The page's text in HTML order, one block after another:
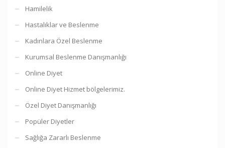
Hamilelik
Hastalıklar ve Beslenme
Kadınlara Özel Beslenme
Kurumsal Beslenme Danışmanlığı
Online Diyet
Online Diyet Hizmet bölgelerimiz.
Özel Diyet Danışmanlığı
Popüler Diyetler
Sağlığa Zararlı Beslenme